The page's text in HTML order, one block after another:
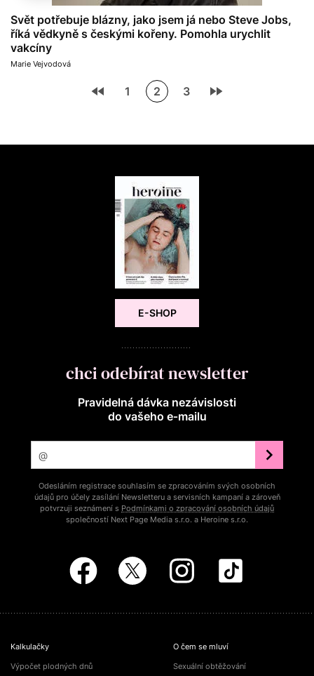
Svět potřebuje blázny, jako jsem já nebo Steve Jobs,
říká vědkyně s českými kořeny. Pomohla urychlit
vakcíny
Marie Vejvodová
1 2 3
E-SHOP
chci odebírat newsletter
Pravidelná dávka nezávislosti
do vašeho e‑mailu
Odesláním registrace souhlasím se zpracováním svých osobních
údajů pro účely zasílání Newsletteru a servisních kampaní a zároveň
potvrzuji seznámení s Podmínkami o zpracování osobních údajů
společností Next Page Media s.r.o. a Heroine s.r.o.
Kalkulačky
Výpočet plodných dnů
O čem se mluví
Sexuální obtěžování